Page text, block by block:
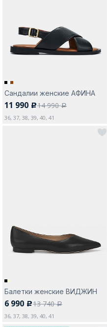
Сандалии женские АФИНА
11 990 c14 990a
36, 37, 38, 39, 40, 41
Балетки женские ВИДЖИН
6 990 c13 740a
36, 37, 38, 39, 40, 41